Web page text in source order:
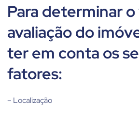
Para determinar o
avaliação do
ter em conta os
fatores:
– Localização